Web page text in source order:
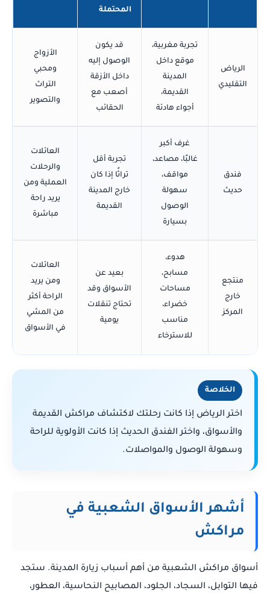
المحتملة
الرياض
التقليدي
تجربة مغربية،
موقع داخل
المدينة
القديمة،
أجواء هادئة
قد يكون
الوصول إليه
داخل الأزقة
أصعب مع
الحقائب
الأزواج
ومحبي
التراث
والتصوير
فندق
حديث
غرف أكبر
غالبًا، مصاعد،
مواقف،
سهولة
الوصول
بسيارة
تجربة أقل
تراثًا إذا كان
خارج المدينة
القديمة
العائلات
والرحلات
العملية ومن
يريد راحة
مباشرة
منتجع
خارج
المركز
هدوء،
مسابح،
مساحات
خضراء،
مناسب
للاسترخاء
بعيد عن
الأسواق وقد
تحتاج تنقلات
يومية
العائلات
ومن يريد
الراحة أكثر
من المشي
في الأسواق
الخلاصة
اختر الرياض إذا كانت رحلتك لاكتشاف مراكش القديمة
والأسواق، واختر الفندق الحديث إذا كانت الأولوية للراحة
وسهولة الوصول والمواصلات.
أشهر الأسواق الشعبية في
مراكش
أسواق مراكش الشعبية من أهم أسباب زيارة المدينة. ستجد
فيها التوابل، السجاد، الجلود، المصابيح النحاسية، العطور،